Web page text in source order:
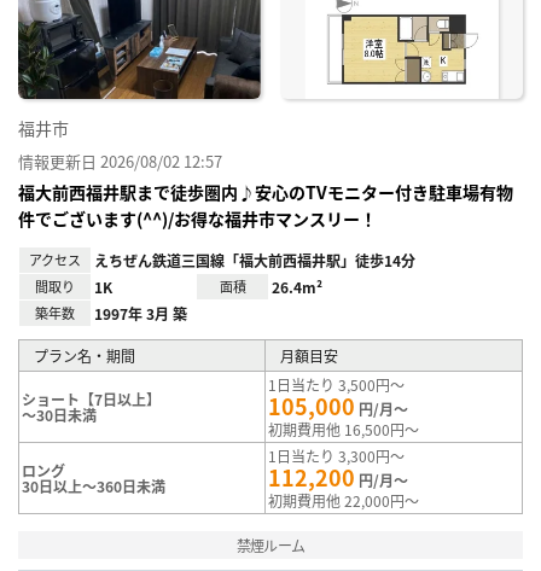
福井市
情報更新日 2026/08/02 12:57
福大前西福井駅まで徒歩圏内♪安心のTVモニター付き駐車場有物
件でございます(^^)/お得な福井市マンスリー！
アクセス えちぜん鉄道三国線「福大前西福井駅」徒歩14分
間取り 1K 面積 26.4m²
築年数 1997年 3月 築
プラン名・期間 月額目安
ショート【7日以上】
～30日未満
1日当たり 3,500円～
105,000 円/月～
初期費用他 16,500円～
ロング
30日以上～360日未満
1日当たり 3,300円～
112,200 円/月～
初期費用他 22,000円～
禁煙ルーム